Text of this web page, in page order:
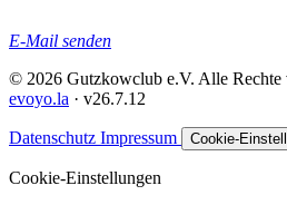
E-Mail senden
© 2026 Gutzkowclub e.V. Alle Rechte
evoyo.la · v26.7.12
Datenschutz Impressum Cookie-
Cookie-Einstellungen